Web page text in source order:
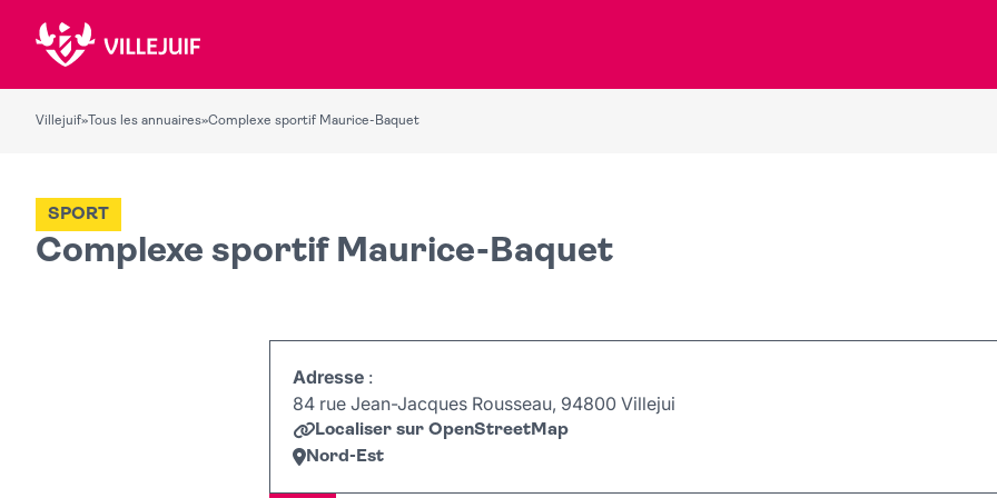
Villejuif» Tous les annuaires»Complexe sportif Maurice-Baquet
Complexe sportif Maurice-Baquet
SPORT
Adresse :
84 rue Jean-Jacques Rousseau, 94800 Villejui
Localiser sur OpenStreetMap
Nord-Est